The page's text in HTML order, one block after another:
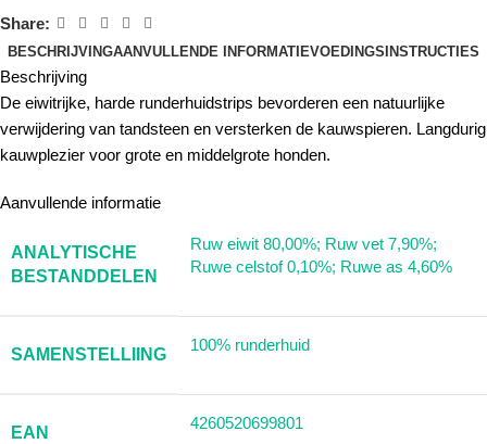
Share:
BESCHRIJVINGAANVULLENDE INFORMATIEVOEDINGSINSTRUCTIES
Beschrijving
De eiwitrijke, harde runderhuidstrips bevorderen een natuurlijke
verwijdering van tandsteen en versterken de kauwspieren. Langdurig
kauwplezier voor grote en middelgrote honden.
Aanvullende informatie
ANALYTISCHE
BESTANDDELEN
Ruw eiwit 80,00%; Ruw vet 7,90%;
Ruwe celstof 0,10%; Ruwe as 4,60%
SAMENSTELLIING
100% runderhuid
EAN
4260520699801